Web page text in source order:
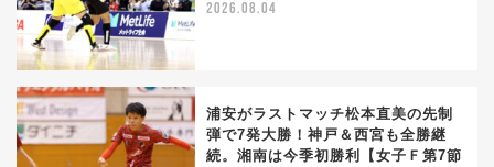
2026.08.04
浦安がラストマッチ松本直美の先制
弾で7発大勝！神戸＆西宮も全勝継
続。湘南は今季初勝利【女子Ｆ第7節